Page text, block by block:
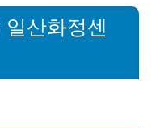
산화정센